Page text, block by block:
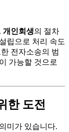
개인회생의 절차
립으로 처리 속도
전자소송의 범
가능할 것으로
한 도전
미가 있습니다.